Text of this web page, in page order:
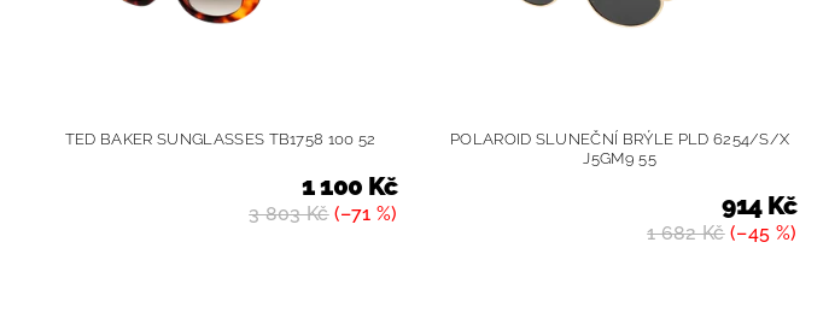
TED BAKER SUNGLASSES TB1758 100 52
3 803 Kč(–71 %)
1 100 Kč
POLAROID SLUNEČNÍ BRÝLE PLD 6254/S/X
J5GM9 55
1 682 Kč(–45 %)
914 Kč